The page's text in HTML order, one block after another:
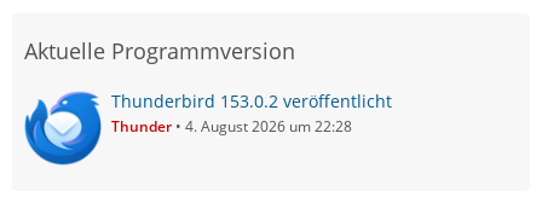
Aktuelle Programmversion
Thunderbird 153.0.2 veröffentlicht
Thunder 4. August 2026 um 22:28